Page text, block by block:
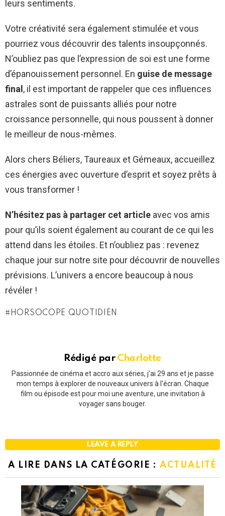
leurs sentiments.
Votre créativité sera également stimulée et vous
pourriez vous découvrir des talents insoupçonnés.
N’oubliez pas que l’expression de soi est une forme
d’épanouissement personnel. En guise de message
final, il est important de rappeler que ces influences
astrales sont de puissants alliés pour notre
croissance personnelle, qui nous poussent à donner
le meilleur de nous-mêmes.
Alors chers Béliers, Taureaux et Gémeaux, accueillez
ces énergies avec ouverture d’esprit et soyez prêts à
vous transformer !
N’hésitez pas à partager cet article avec vos amis
pour qu’ils soient également au courant de ce qui les
attend dans les étoiles. Et n’oubliez pas : revenez
chaque jour sur notre site pour découvrir de nouvelles
prévisions. L’univers a encore beaucoup à nous
révéler !
HORSOCOPE QUOTIDIEN
Rédigé par Charlotte
Passionnée de cinéma et accro aux séries, j'ai 29 ans et je passe
mon temps à explorer de nouveaux univers à l'écran. Chaque
film ou épisode est pour moi une aventure, une invitation à
voyager sans bouger.
LEAVE A REPLY
A LIRE DANS LA CATÉGORIE : ACTUALITÉ